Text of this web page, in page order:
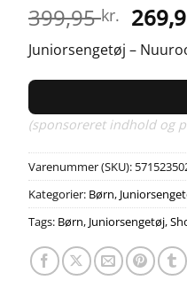
399,95kr. Den
pris
var:
Juniorsengetøj –
(sponsoreret indhold og
Varenummer (SKU):
Kategorier: Børn,
Tags: Børn, Juniorsengetøj,